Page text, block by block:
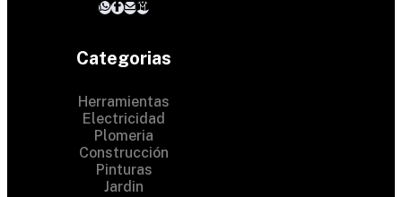
Categorias
Herramientas
Electricidad
Plomeria
Construcción
Pinturas
Jardin